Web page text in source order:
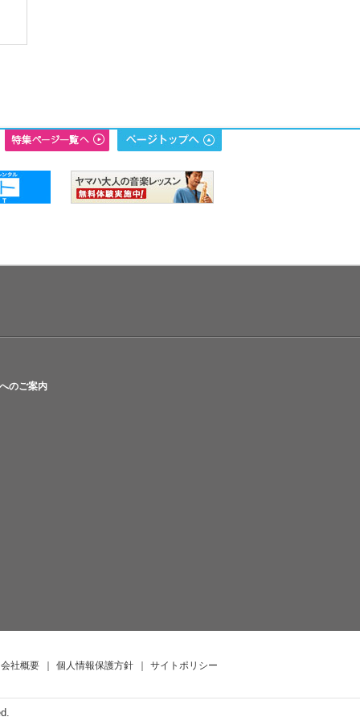
のご案内
会社概要 個人情報保護方針 サイトポリシー